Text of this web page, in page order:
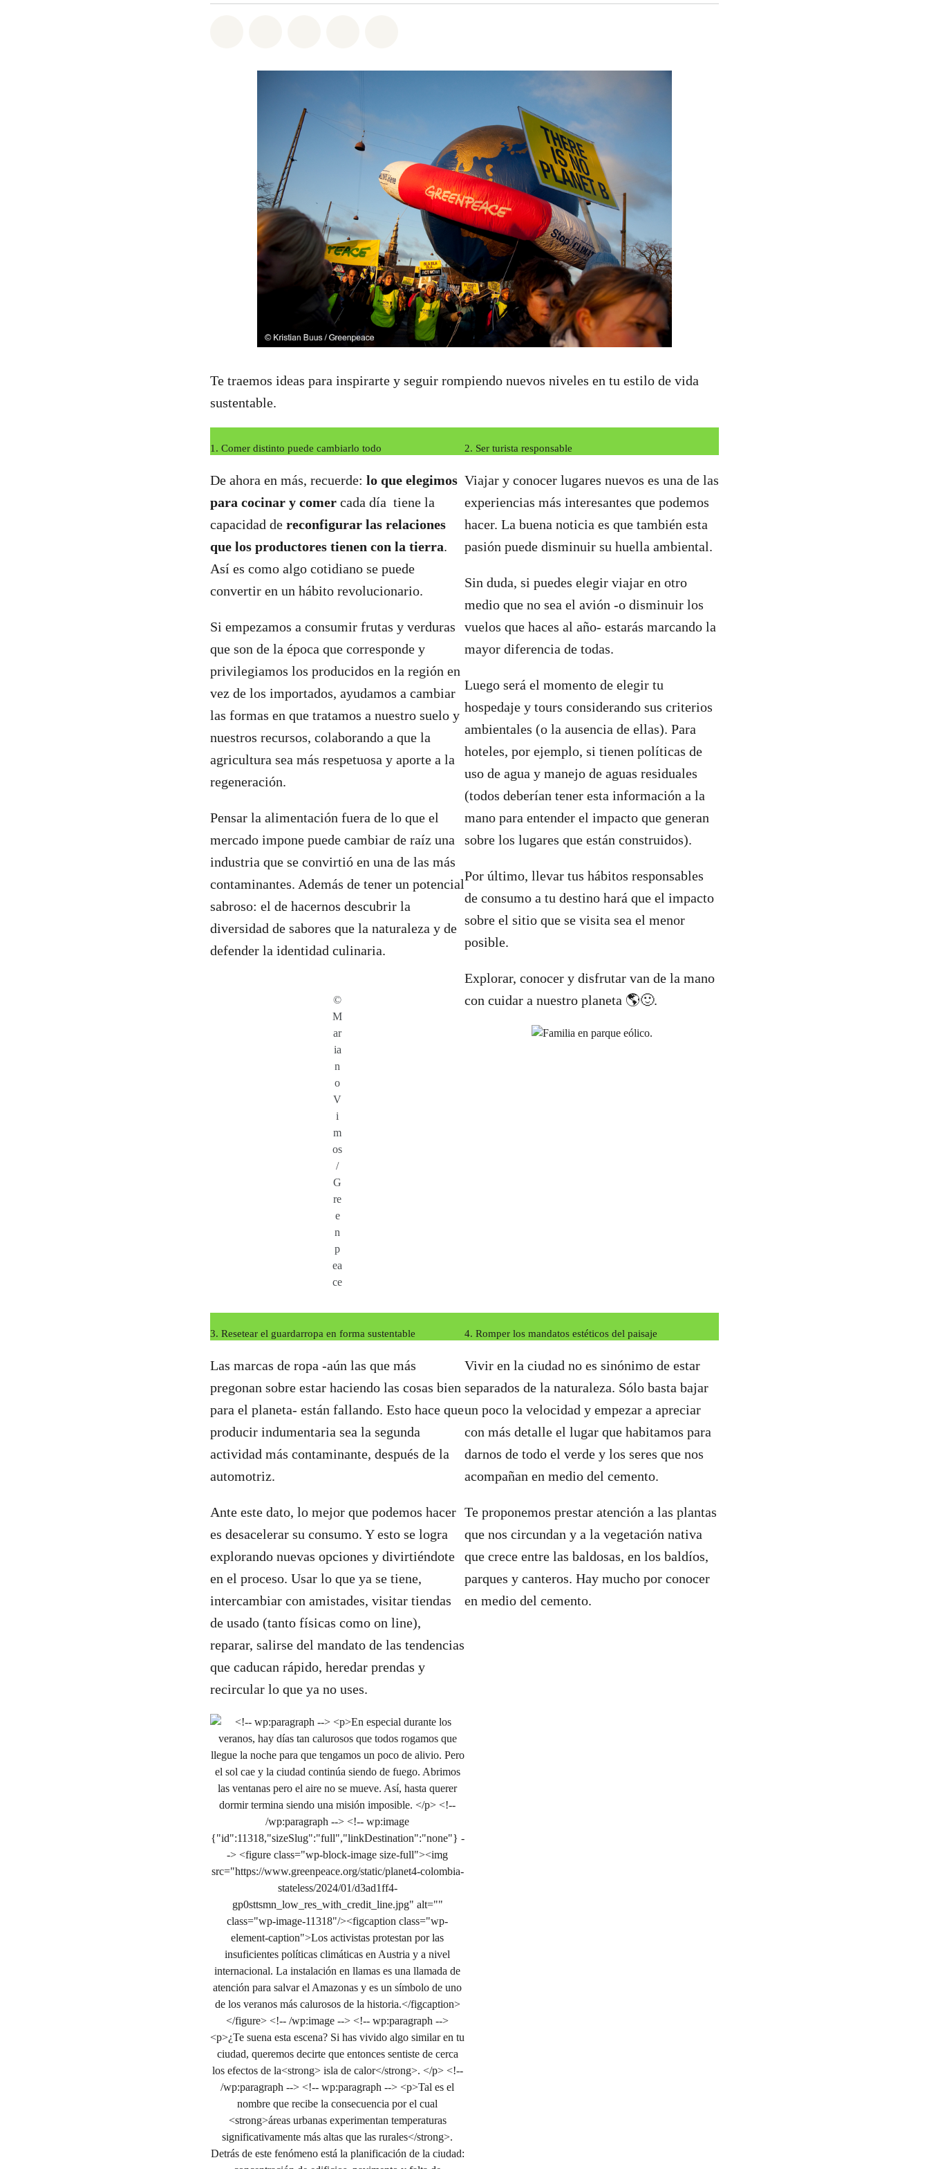
Te traemos ideas para inspirarte y seguir rompiendo nuevos niveles en tu estilo de vida
sustentable.
1. Comer distinto puede cambiarlo todo
De ahora en más, recuerde: lo que elegimos
para cocinar y comer cada día tiene la
capacidad de reconfigurar las relaciones
que los productores tienen con la tierra.
Así es como algo cotidiano se puede
convertir en un hábito revolucionario.
Si empezamos a consumir frutas y verduras
que son de la época que corresponde y
privilegiamos los producidos en la región en
vez de los importados, ayudamos a cambiar
las formas en que tratamos a nuestro suelo y
nuestros recursos, colaborando a que la
agricultura sea más respetuosa y aporte a la
regeneración.
Pensar la alimentación fuera de lo que el
mercado impone puede cambiar de raíz una
industria que se convirtió en una de las más
contaminantes. Además de tener un potencial
sabroso: el de hacernos descubrir la
diversidad de sabores que la naturaleza y de
defender la identidad culinaria.
©
M
ar
ia
n
o
V
i
m
os
/
G
re
e
n
p
ea
ce
2. Ser turista responsable
Viajar y conocer lugares nuevos es una de las
experiencias más interesantes que podemos
hacer. La buena noticia es que también esta
pasión puede disminuir su huella ambiental.
Sin duda, si puedes elegir viajar en otro
medio que no sea el avión -o disminuir los
vuelos que haces al año- estarás marcando la
mayor diferencia de todas.
Luego será el momento de elegir tu
hospedaje y tours considerando sus criterios
ambientales (o la ausencia de ellas). Para
hoteles, por ejemplo, si tienen políticas de
uso de agua y manejo de aguas residuales
(todos deberían tener esta información a la
mano para entender el impacto que generan
sobre los lugares que están construidos).
Por último, llevar tus hábitos responsables
de consumo a tu destino hará que el impacto
sobre el sitio que se visita sea el menor
posible.
Explorar, conocer y disfrutar van de la mano
con cuidar a nuestro planeta 🌎🙂.
3. Resetear el guardarropa en forma sustentable
Las marcas de ropa -aún las que más
pregonan sobre estar haciendo las cosas bien
para el planeta- están fallando. Esto hace que
producir indumentaria sea la segunda
actividad más contaminante, después de la
automotriz.
Ante este dato, lo mejor que podemos hacer
es desacelerar su consumo. Y esto se logra
explorando nuevas opciones y divirtiéndote
en el proceso. Usar lo que ya se tiene,
intercambiar con amistades, visitar tiendas
de usado (tanto físicas como on line),
reparar, salirse del mandato de las tendencias
que caducan rápido, heredar prendas y
recircular lo que ya no uses.
4. Romper los mandatos estéticos del paisaje
Vivir en la ciudad no es sinónimo de estar
separados de la naturaleza. Sólo basta bajar
un poco la velocidad y empezar a apreciar
con más detalle el lugar que habitamos para
darnos de todo el verde y los seres que nos
acompañan en medio del cemento.
Te proponemos prestar atención a las plantas
que nos circundan y a la vegetación nativa
que crece entre las baldosas, en los baldíos,
parques y canteros. Hay mucho por conocer
en medio del cemento.